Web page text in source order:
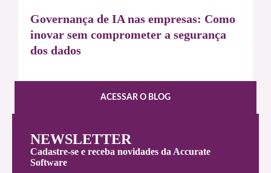
Governança de IA nas empresas: Como
inovar sem comprometer a segurança
dos dados
ACESSAR O BLOG
NEWSLETTER
Cadastre-se e receba novidades da Accurate
Software